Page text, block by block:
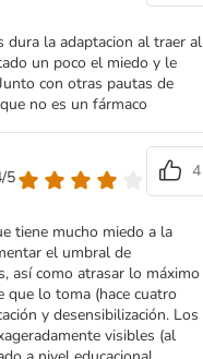
la adaptacion al traer al
un poco el miedo y le
con otras pautas de
no es un fármaco
5
4
tiene mucho miedo a la
el umbral de
así como atrasar lo máximo
que lo toma (hace cuatro
y desensibilización. Los
visibles (al